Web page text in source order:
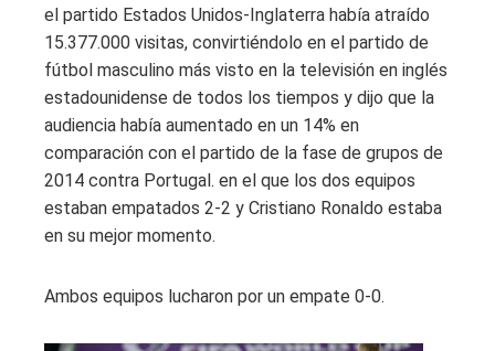
el partido Estados Unidos-Inglaterra había atraído
15.377.000 visitas, convirtiéndolo en el partido de
fútbol masculino más visto en la televisión en inglés
estadounidense de todos los tiempos y dijo que la
audiencia había aumentado en un 14% en
comparación con el partido de la fase de grupos de
2014 contra Portugal. en el que los dos equipos
estaban empatados 2-2 y Cristiano Ronaldo estaba
en su mejor momento.
Ambos equipos lucharon por un empate 0-0.